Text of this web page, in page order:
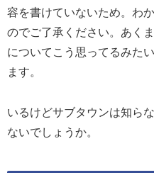
容を書けていないため。わ
のでご了承ください。あく
についてこう思ってるみた
ます。
いるけどサブタウンは知ら
ないでしょうか。